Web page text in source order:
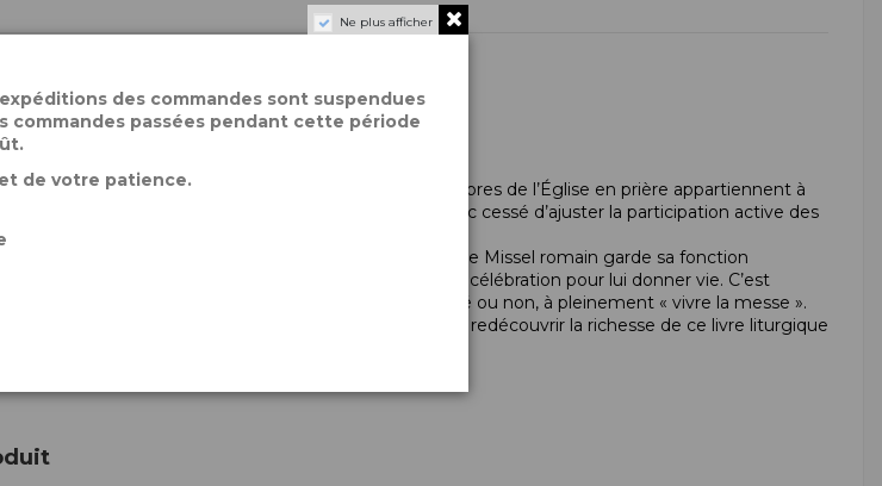
est une action vivante située dans l’histoire. Les membres de l’Église en prière appartiennent à
temps donnés. Au cours des âges, le Magistère n’a donc cessé d’ajuster la participation active des
de l’œuvre de Dieu.
traduction de 2019, qui entre en vigueur à l’Avent 2021, le Missel romain garde sa fonction
de la messe, son texte reste « lettre morte » sans célébration pour lui donner vie. C’est
pastoral veut aider tous les baptisés, en responsabilité ou non, à pleinement « vivre la messe ».
auteurs ont été réunis pour que chacun puisse « redécouvrir la richesse de ce livre liturgique
Ne plus afficher
des commandes sont suspendues
commandes passées pendant cette période
de votre patience.